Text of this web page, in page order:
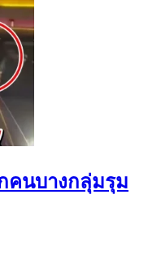
คนบางกลุ่มรุม